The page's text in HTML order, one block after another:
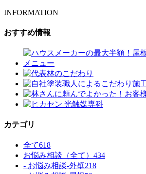
INFORMATION
おすすめ情報
カテゴリ
全て618
お悩み相談（全て） 434
- お悩み相談-外壁218